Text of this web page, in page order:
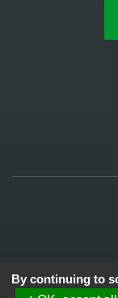
© 2025
By continuing to